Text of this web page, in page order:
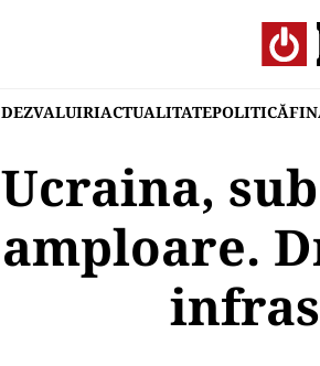
DEZVALUIRIACTUALITATEPOLITICĂ
Ucraina,
amploare.